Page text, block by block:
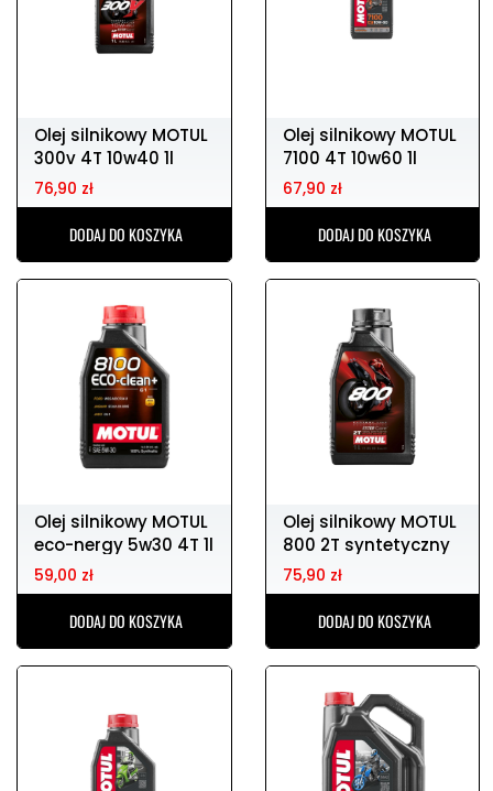
Olej silnikowy MOTUL
300v 4T 10w40 1l
76,90 zł
DODAJ DO KOSZYKA
Olej silnikowy MOTUL
7100 4T 10w60 1l
67,90 zł
DODAJ DO KOSZYKA
Olej silnikowy MOTUL
eco-nergy 5w30 4T 1l
59,00 zł
DODAJ DO KOSZYKA
Olej silnikowy MOTUL
800 2T syntetyczny
1l
75,90 zł
DODAJ DO KOSZYKA